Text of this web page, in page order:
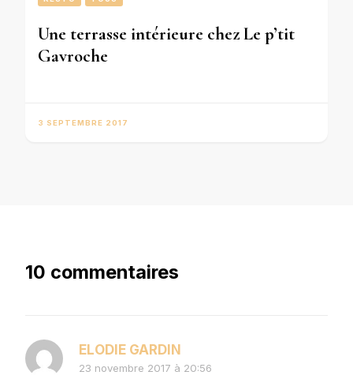
Une terrasse intérieure chez Le p’tit
Gavroche
3 SEPTEMBRE 2017
10 commentaires
ELODIE GARDIN
23 novembre 2017 à 20:56